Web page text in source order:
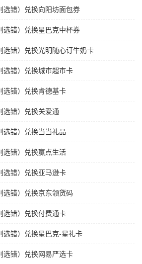
选错）兑换向阳坊面包券
选错）兑换星巴克中杯券
选错）兑换光明随心订牛奶卡
选错）兑换城市超市卡
选错）兑换肯德基卡
选错）兑换关爱通
选错）兑换当当礼品
选错）兑换赢点生活
选错）兑换亚马逊卡
选错）兑换京东领货码
选错）兑换付费通卡
选错）兑换星巴克-星礼卡
选错）兑换网易严选卡